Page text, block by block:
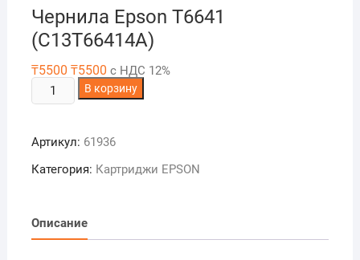
Чернила Epson T6641
(C13T66414A)
₸5500 ₸5500 с НДС 12%
Количество
товара
Epson
T6641
В корзину
Артикул: 61936
Категория: Картриджи EPSON
Описание